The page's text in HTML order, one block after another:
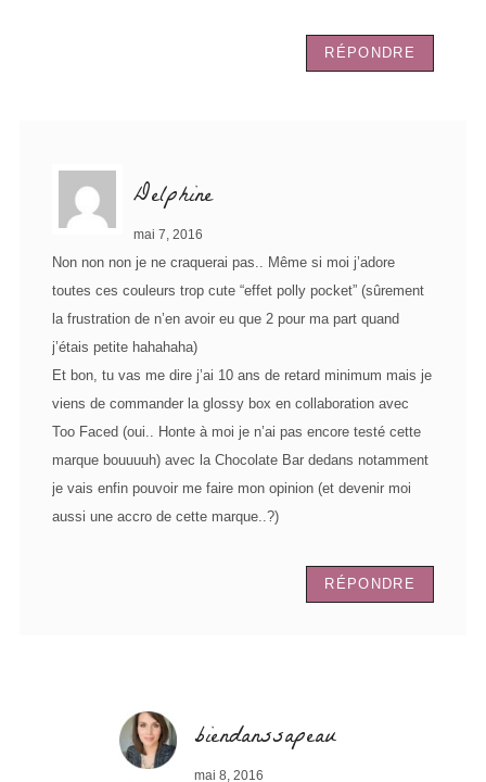
RÉPONDRE
Delphine
mai 7, 2016
Non non non je ne craquerai pas.. Même si moi j’adore
toutes ces couleurs trop cute “effet polly pocket” (sûrement
la frustration de n’en avoir eu que 2 pour ma part quand
j’étais petite hahahaha)
Et bon, tu vas me dire j’ai 10 ans de retard minimum mais je
viens de commander la glossy box en collaboration avec
Too Faced (oui.. Honte à moi je n’ai pas encore testé cette
marque bouuuuh) avec la Chocolate Bar dedans notamment
je vais enfin pouvoir me faire mon opinion (et devenir moi
aussi une accro de cette marque..?)
RÉPONDRE
biendanssapeau
mai 8, 2016